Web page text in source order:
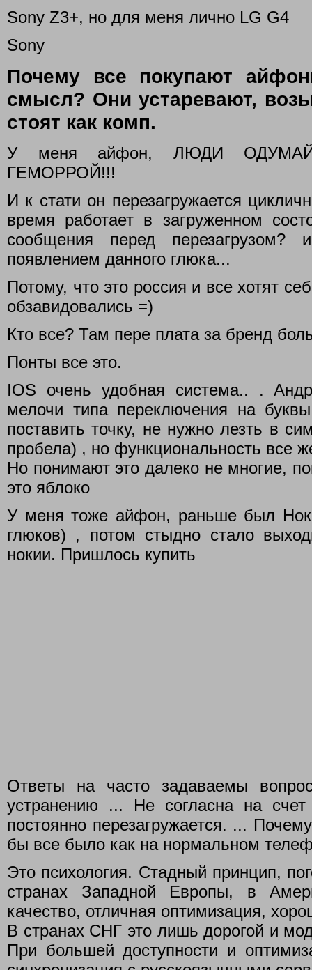
Sony Z3+, но для меня лично LG G4
Sony
Почему все покупают
смысл? Они устаревают,
стоят как комп.
У меня айфон, ЛЮДИ
ГЕМОРРОЙ!!!
И к стати он перезагружается
время работает в загруженном
сообщения перед
появлением данного глюка...
Потому, что это россия и все хотят
обзавидовались =)
Кто все? Там пере плата за бренд
Понты все это.
IOS очень удобная система.. .
мелочи типа переключения на
поставить точку, не нужно лезть в
пробела) , но функциональность все
Но понимают это далеко не многие,
это яблоко
У меня тоже айфон, раньше был
глюков) , потом стыдно стало
нокии. Пришлось купить
Ответы на часто задаваемы
устранению ... Не согласна на
постоянно перезагружается. ...
бы все было как на нормальном
Это психология. Стадный принцип,
странах Западной Европы, в
качество, отличная оптимизация,
В странах СНГ это лишь дорогой и
При большей доступности и